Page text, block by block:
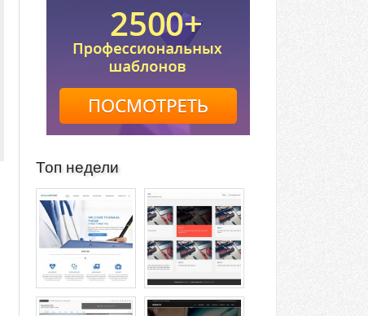
Топ недели